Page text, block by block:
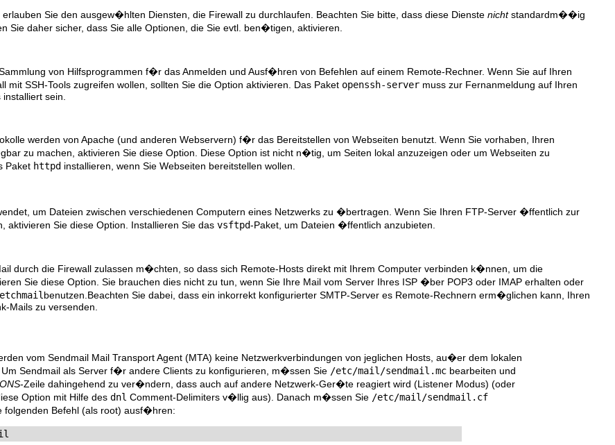
Sie den ausgew�hlten Diensten, die Firewall zu durchlaufen. Beachten Sie bitte, dass diese Dienste nichtstandardm��ig
Sie daher sicher, dass Sie alle Optionen, die Sie evtl. ben�tigen, aktivieren.
von Hilfsprogrammen f�r das Anmelden und Ausf�hren von Befehlen auf einem Remote-Rechner. Wenn Sie auf Ihren
mit SSH-Tools zugreifen wollen, sollten Sie die Option aktivieren. Das Paket openssh-server muss zur Fernanmeldung auf Ihren
sein.
werden von Apache (und anderen Webservern) f�r das Bereitstellen von Webseiten benutzt. Wenn Sie vorhaben, Ihren
zu machen, aktivieren Sie diese Option. Diese Option ist nicht n�tig, um Seiten lokal anzuzeigen oder um Webseiten zu
Paket httpd installieren, wenn Sie Webseiten bereitstellen wollen.
um Dateien zwischen verschiedenen Computern eines Netzwerks zu �bertragen. Wenn Sie Ihren FTP-Server �ffentlich zur
Sie diese Option. Installieren Sie das vsftpd-Paket, um Dateien �ffentlich anzubieten.
durch die Firewall zulassen m�chten, so dass sich Remote-Hosts direkt mit Ihrem Computer verbinden k�nnen, um die
Sie diese Option. Sie brauchen dies nicht zu tun, wenn Sie Ihre Mail vom Server Ihres ISP �ber POP3 oder IMAP erhalten oder
benutzen.Beachten Sie dabei, dass ein inkorrekt konfigurierter SMTP-Server es Remote-Rechnern erm�glichen kann, Ihren
Mails zu versenden.
vom Sendmail Mail Transport Agent (MTA) keine Netzwerkverbindungen von jeglichen Hosts, au�er dem lokalen
Sendmail als Server f�r andere Clients zu konfigurieren, m�ssen Sie /etc/mail/sendmail.mc bearbeiten und
-Zeile dahingehend zu ver�ndern, dass auch auf andere Netzwerk-Ger�te reagiert wird (Listener Modus) (oder
Option mit Hilfe des dnl Comment-Delimiters v�llig aus). Danach m�ssen Sie /etc/mail/sendmail.cf
folgenden Befehl (als root) ausf�hren: